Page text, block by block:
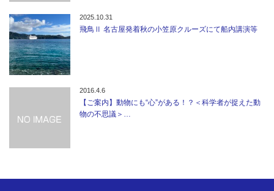
2025.10.31
飛鳥Ⅱ 名古屋発着秋の小笠原クルーズにて船内講演等
2016.4.6
【ご案内】動物にも“心”がある！？＜科学者が捉えた動
物の不思議＞…